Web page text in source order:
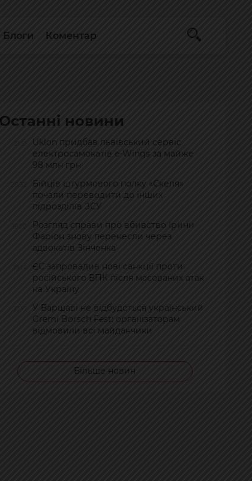
Блоги Коментар
Останні новини
Uklon придбав львівський сервіс
електросамокатів e-Wings за майже
98 млн грн
Бійців штурмового полку «Скеля»
почали переводити до інших
підрозділів ЗСУ
Розгляд справи про вбивство Ірини
Фаріон знову перенесли через
адвокатів Зінченка
ЄС запровадив нові санкції проти
російського ВПК після масованих атак
на Україну
У Варшаві не відбудеться український
Gremi Borsch Fest: організаторам
відмовили всі майданчики
Більше новин